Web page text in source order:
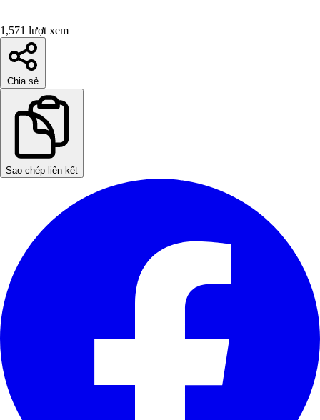
1,571 lượt xem
Chia sẻ
Sao chép liên kết